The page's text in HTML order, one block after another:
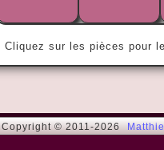
Cliquez sur les pièces pour
Copyright © 2011-2026